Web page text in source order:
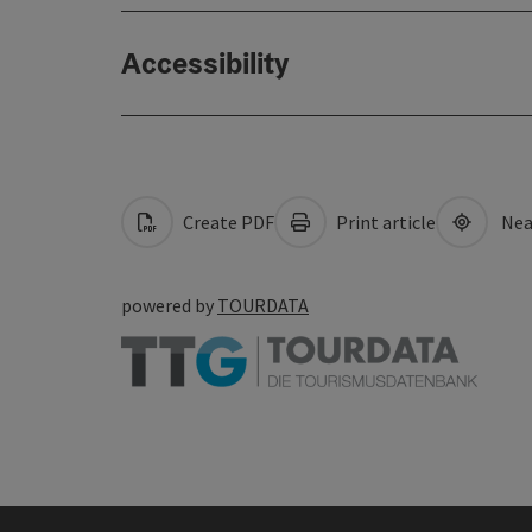
Accessibility
Create PDF Print article
powered by TOURDATA